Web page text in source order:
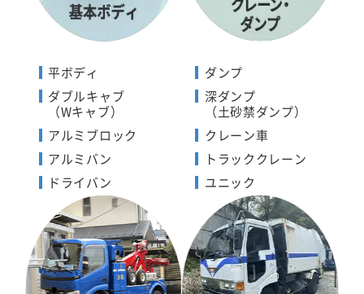
平ボディ
ダブルキャブ
（Wキャブ）
アルミブロック
アルミバン
ドライバン
ダンプ
深ダンプ
（土砂禁ダンプ）
クレーン車
トラッククレーン
ユニック